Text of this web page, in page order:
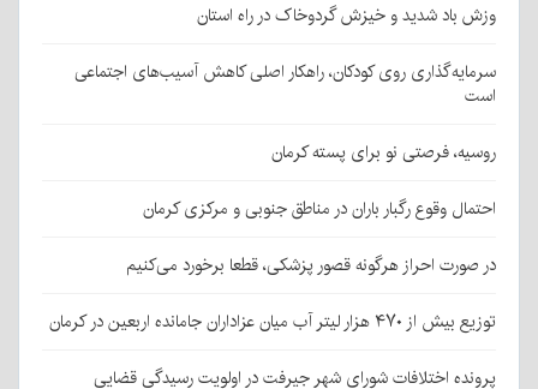
وزش باد شدید و خیزش گردوخاک در راه استان
سرمایه‌گذاری روی کودکان، راهکار اصلی کاهش آسیب‌های اجتماعی
است
روسیه، فرصتی نو برای پسته کرمان
احتمال وقوع رگبار باران در مناطق جنوبی و مرکزی کرمان
در صورت احراز هرگونه قصور پزشکی، قطعا برخورد می‌کنیم
توزیع بیش از ۴۷۰ هزار لیتر آب میان عزاداران جامانده اربعین در کرمان
پرونده اختلافات شورای شهر جیرفت در اولویت رسیدگی قضایی